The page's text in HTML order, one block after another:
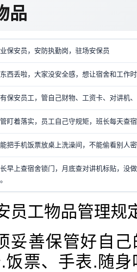
品
保安员，安防执勤岗，驻场安保员
西丢啦，大家没安全感，想让宿舍和工作
保安员工，管自己财物、工资卡、对讲机
盯着落实，员工自己守规矩，班长每天查
把手机饭票放桌上洗澡间，不能偷看别人
早上查宿舍锁门，月底查对讲机标贴，没
员工物品管理规
妥善保管好自
饭票、手表.随